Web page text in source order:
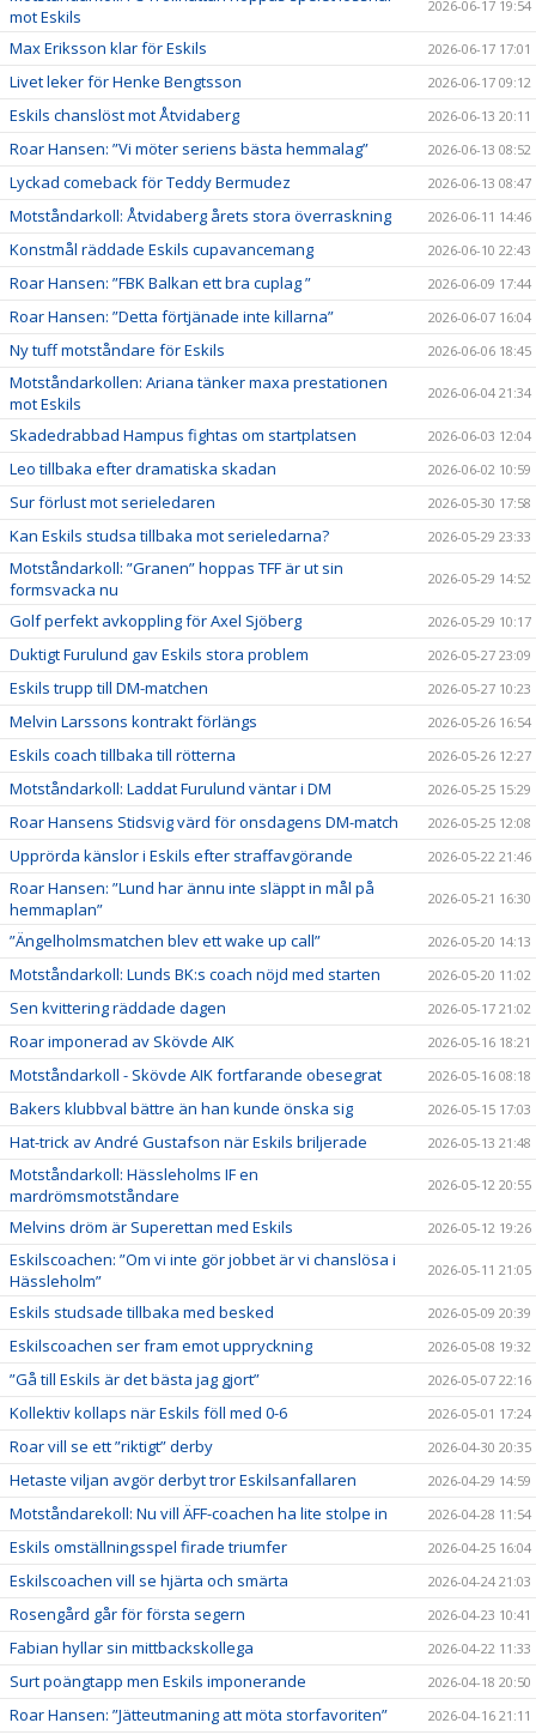
mot Eskils
2026-06-17 19:54
Max Eriksson klar för Eskils 2026-06-17 17:01
Livet leker för Henke Bengtsson 2026-06-17 09:12
Eskils chanslöst mot Åtvidaberg 2026-06-13 20:11
Roar Hansen: ”Vi möter seriens bästa hemmalag” 2026-06-13 08:52
Lyckad comeback för Teddy Bermudez 2026-06-13 08:47
Motståndarkoll: Åtvidaberg årets stora överraskning 2026-06-11 14:46
Konstmål räddade Eskils cupavancemang 2026-06-10 22:43
Roar Hansen: ”FBK Balkan ett bra cuplag ” 2026-06-09 17:44
Roar Hansen: ”Detta förtjänade inte killarna” 2026-06-07 16:04
Ny tuff motståndare för Eskils 2026-06-06 18:45
Motståndarkollen: Ariana tänker maxa prestationen
mot Eskils
2026-06-04 21:34
Skadedrabbad Hampus fightas om startplatsen 2026-06-03 12:04
Leo tillbaka efter dramatiska skadan 2026-06-02 10:59
Sur förlust mot serieledaren 2026-05-30 17:58
Kan Eskils studsa tillbaka mot serieledarna? 2026-05-29 23:33
Motståndarkoll: ”Granen” hoppas TFF är ut sin
formsvacka nu
2026-05-29 14:52
Golf perfekt avkoppling för Axel Sjöberg 2026-05-29 10:17
Duktigt Furulund gav Eskils stora problem 2026-05-27 23:09
Eskils trupp till DM-matchen 2026-05-27 10:23
Melvin Larssons kontrakt förlängs 2026-05-26 16:54
Eskils coach tillbaka till rötterna 2026-05-26 12:27
Motståndarkoll: Laddat Furulund väntar i DM 2026-05-25 15:29
Roar Hansens Stidsvig värd för onsdagens DM-match 2026-05-25 12:08
Upprörda känslor i Eskils efter straffavgörande 2026-05-22 21:46
Roar Hansen: ”Lund har ännu inte släppt in mål på
hemmaplan”
2026-05-21 16:30
”Ängelholmsmatchen blev ett wake up call” 2026-05-20 14:13
Motståndarkoll: Lunds BK:s coach nöjd med starten 2026-05-20 11:02
Sen kvittering räddade dagen 2026-05-17 21:02
Roar imponerad av Skövde AIK 2026-05-16 18:21
Motståndarkoll - Skövde AIK fortfarande obesegrat 2026-05-16 08:18
Bakers klubbval bättre än han kunde önska sig 2026-05-15 17:03
Hat-trick av André Gustafson när Eskils briljerade 2026-05-13 21:48
Motståndarkoll: Hässleholms IF en
mardrömsmotståndare
2026-05-12 20:55
Melvins dröm är Superettan med Eskils 2026-05-12 19:26
Eskilscoachen: ”Om vi inte gör jobbet är vi chanslösa i
Hässleholm”
2026-05-11 21:05
Eskils studsade tillbaka med besked 2026-05-09 20:39
Eskilscoachen ser fram emot uppryckning 2026-05-08 19:32
”Gå till Eskils är det bästa jag gjort” 2026-05-07 22:16
Kollektiv kollaps när Eskils föll med 0-6 2026-05-01 17:24
Roar vill se ett ”riktigt” derby 2026-04-30 20:35
Hetaste viljan avgör derbyt tror Eskilsanfallaren 2026-04-29 14:59
Motståndarekoll: Nu vill ÄFF-coachen ha lite stolpe in 2026-04-28 11:54
Eskils omställningsspel firade triumfer 2026-04-25 16:04
Eskilscoachen vill se hjärta och smärta 2026-04-24 21:03
Rosengård går för första segern 2026-04-23 10:41
Fabian hyllar sin mittbackskollega 2026-04-22 11:33
Surt poängtapp men Eskils imponerande 2026-04-18 20:50
Roar Hansen: ”Jätteutmaning att möta storfavoriten” 2026-04-16 21:11